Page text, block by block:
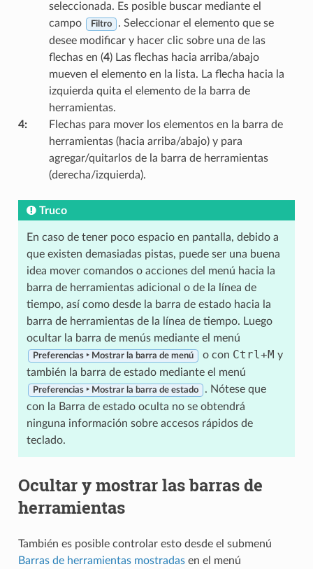
seleccionada. Es posible buscar mediante el
campo
Filtro
. Seleccionar el elemento que se
desee modificar y hacer clic sobre una de las
flechas en (4) Las flechas hacia arriba/abajo
mueven el elemento en la lista. La flecha hacia la
izquierda quita el elemento de la barra de
herramientas.
4:
Flechas para mover los elementos en la barra de
herramientas (hacia arriba/abajo) y para
agregar/quitarlos de la barra de herramientas
(derecha/izquierda).
Truco
En caso de tener poco espacio en pantalla, debido a
que existen demasiadas pistas, puede ser una buena
idea mover comandos o acciones del menú hacia la
barra de herramientas adicional o de la línea de
tiempo, así como desde la barra de estado hacia la
barra de herramientas de la línea de tiempo. Luego
ocultar la barra de menús mediante el menú
Preferencias ‣ Mostrar la barra de menú o con Ctrl+M y
también la barra de estado mediante el menú
Preferencias ‣ Mostrar la barra de estado
. Nótese que
con la Barra de estado oculta no se obtendrá
ninguna información sobre accesos rápidos de
teclado.
Ocultar y mostrar las barras de
herramientas
También es posible controlar esto desde el submenú
Barras de herramientas mostradasen el menú